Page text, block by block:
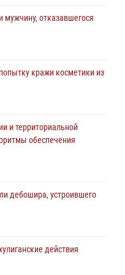
по
членов избирательных
не оплатившего счет в
области прошло пожарно-
отказавшегося
кражи косметики из
и территориальной
обеспечения
дебошира, устроившего
действия